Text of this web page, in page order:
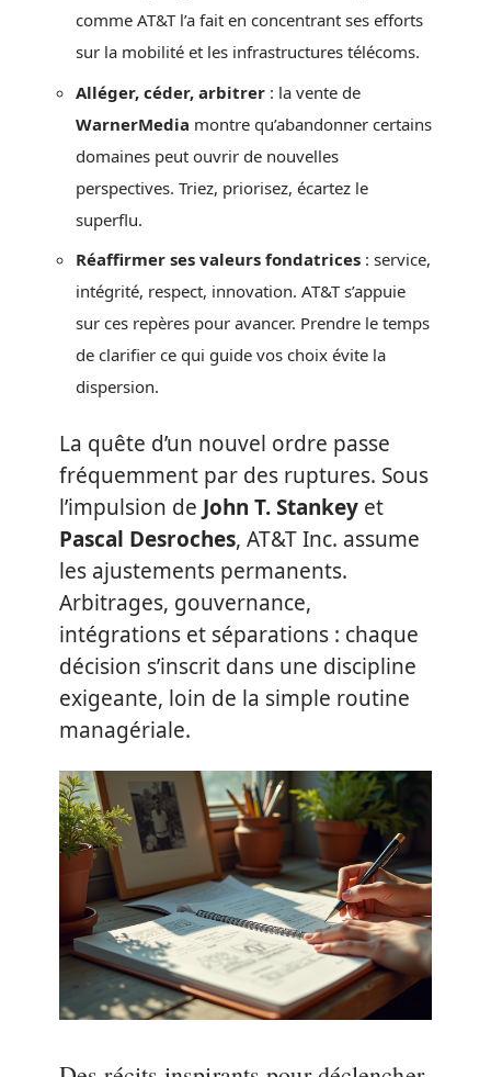
comme AT&T l’a fait en concentrant ses efforts
sur la mobilité et les infrastructures télécoms.
Alléger, céder, arbitrer : la vente de
WarnerMedia montre qu’abandonner certains
domaines peut ouvrir de nouvelles
perspectives. Triez, priorisez, écartez le
superflu.
Réaffirmer ses valeurs fondatrices : service,
intégrité, respect, innovation. AT&T s’appuie
sur ces repères pour avancer. Prendre le temps
de clarifier ce qui guide vos choix évite la
dispersion.
La quête d’un nouvel ordre passe
fréquemment par des ruptures. Sous
l’impulsion de John T. Stankey et
Pascal Desroches, AT&T Inc. assume
les ajustements permanents.
Arbitrages, gouvernance,
intégrations et séparations : chaque
décision s’inscrit dans une discipline
exigeante, loin de la simple routine
managériale.